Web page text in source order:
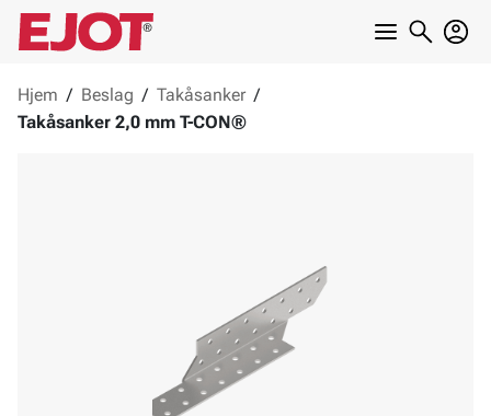
Hjem / Beslag / Takåsanker /
Takåsanker 2,0 mm T-CON®